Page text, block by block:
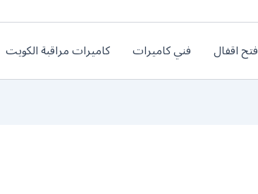
فتح اقفال فني كاميرات كاميرات مراقبة الكويت